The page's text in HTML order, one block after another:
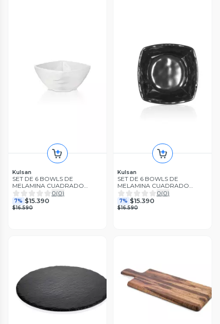
Kulsan
SET DE 6 BOWLS DE
MELAMINA CUADRADO
BLANCO 12.5 X 12.5 CM LI
0(0)
7% $15.390
$16.590
Kulsan
SET DE 6 BOWLS DE
MELAMINA CUADRADO
NEGRA 12.5 X 12.5 CM LIN
0(0)
7% $15.390
$16.590